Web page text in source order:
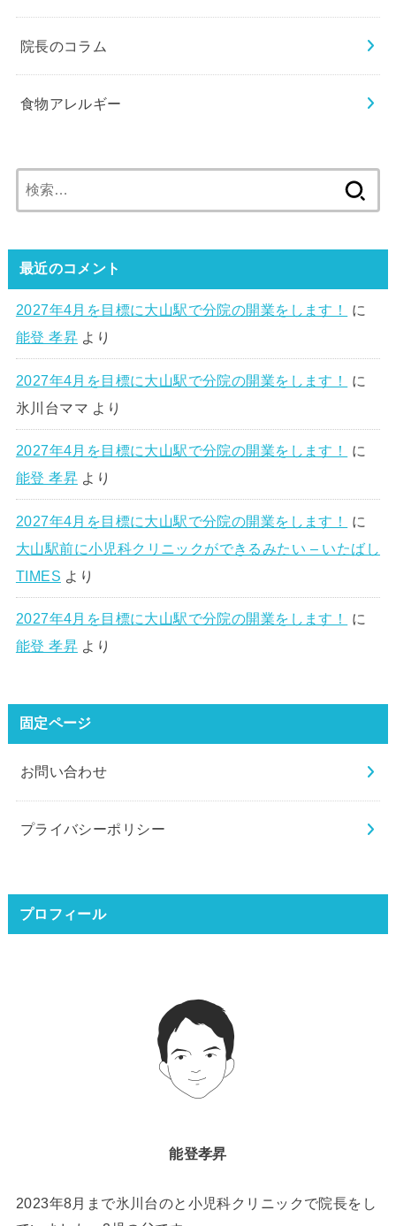
院長のコラム
食物アレルギー
索:
最近のコメント
2027年4月を目標に大山駅で分院の開業をします！
に
能登 孝昇より
2027年4月を目標に大山駅で分院の開業をします！
に
氷川台ママ より
2027年4月を目標に大山駅で分院の開業をします！
に
能登 孝昇より
2027年4月を目標に大山駅で分院の開業をします！
に
大山駅前に小児科クリニックができるみたい – いたばし
TIMES より
2027年4月を目標に大山駅で分院の開業をします！
に
能登 孝昇より
固定ページ
お問い合わせ
プライバシーポリシー
プロフィール
能登孝昇
2023年8月まで氷川台のと小児科クリニックで院長をし